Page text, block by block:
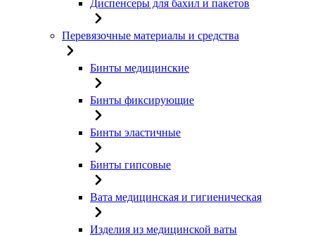
Диспенсеры для бахил и пакетов
Перевязочные материалы и средства
Бинты медицинские
Бинты фиксирующие
Бинты эластичные
Бинты гипсовые
Вата медицинская и гигиеническая
Изделия из медицинской ваты